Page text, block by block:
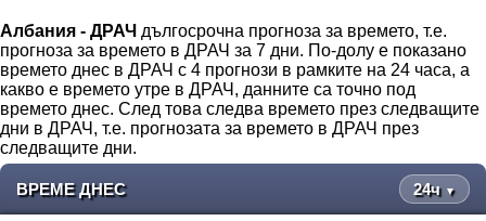
Албания - ДРАЧ дългосрочна прогноза за времето, т.е.
прогноза за времето в ДРАЧ за 7 дни. По-долу е показано
времето днес в ДРАЧ с 4 прогнози в рамките на 24 часа, а
какво е времето утре в ДРАЧ, данните са точно под
времето днес. След това следва времето през следващите
дни в ДРАЧ, т.е. прогнозата за времето в ДРАЧ през
следващите дни.
ВРЕМЕ ДНЕС 24ч ▼